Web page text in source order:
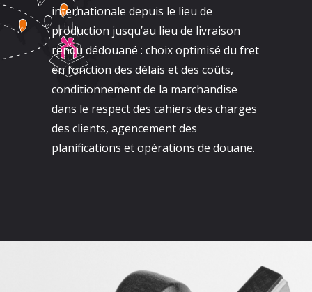
internationale depuis le lieu de
production jusqu’au lieu de livraison
rendu dédouané : choix optimisé du fret
en fonction des délais et des coûts,
conditionnement de la marchandise
dans le respect des cahiers des charges
des clients, agencement des
planifications et opérations de douane.